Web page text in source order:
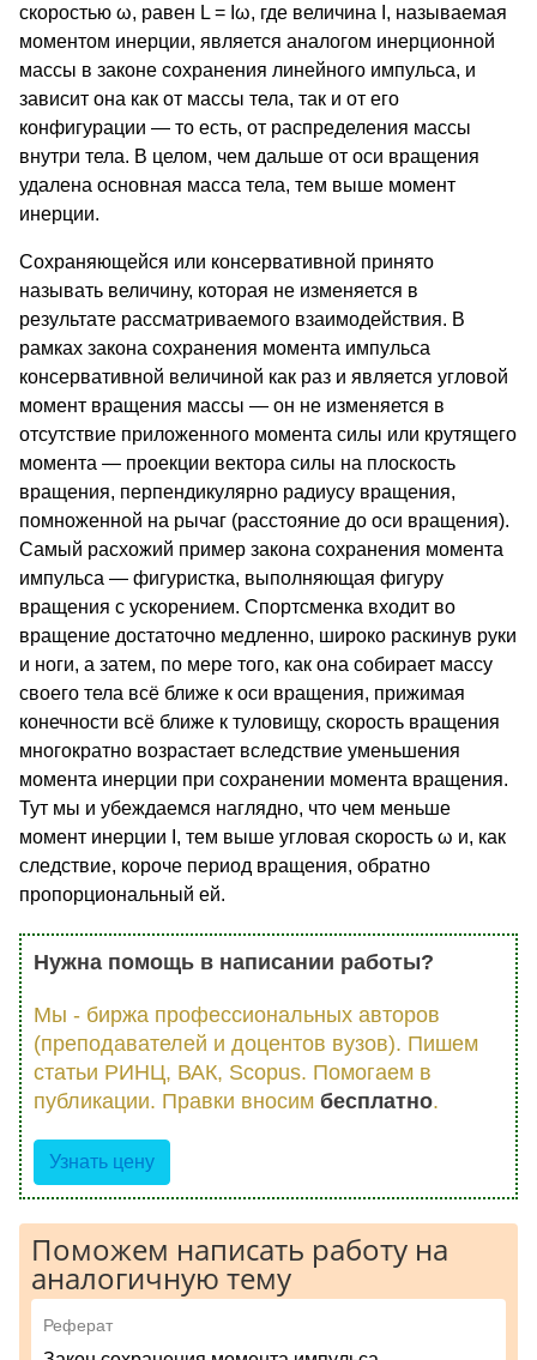
скоростью ω, равен L = Iω, где величина I, называемая
моментом инерции, является аналогом инерционной
массы в законе сохранения линейного импульса, и
зависит она как от массы тела, так и от его
конфигурации — то есть, от распределения массы
внутри тела. В целом, чем дальше от оси вращения
удалена основная масса тела, тем выше момент
инерции.
Сохраняющейся или консервативной принято
называть величину, которая не изменяется в
результате рассматриваемого взаимодействия. В
рамках закона сохранения момента импульса
консервативной величиной как раз и является угловой
момент вращения массы — он не изменяется в
отсутствие приложенного момента силы или крутящего
момента — проекции вектора силы на плоскость
вращения, перпендикулярно радиусу вращения,
помноженной на рычаг (расстояние до оси вращения).
Самый расхожий пример закона сохранения момента
импульса — фигуристка, выполняющая фигуру
вращения с ускорением. Спортсменка входит во
вращение достаточно медленно, широко раскинув руки
и ноги, а затем, по мере того, как она собирает массу
своего тела всё ближе к оси вращения, прижимая
конечности всё ближе к туловищу, скорость вращения
многократно возрастает вследствие уменьшения
момента инерции при сохранении момента вращения.
Тут мы и убеждаемся наглядно, что чем меньше
момент инерции I, тем выше угловая скорость ω и, как
следствие, короче период вращения, обратно
пропорциональный ей.
Нужна помощь в написании работы?
Мы - биржа профессиональных авторов
(преподавателей и доцентов вузов). Пишем
статьи РИНЦ, ВАК, Scopus. Помогаем в
публикации. Правки вносим бесплатно.
Узнать цену
Поможем написать работу на
аналогичную тему
Реферат